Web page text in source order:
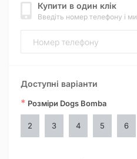
Купити в один клік
Введіть номер телефону і
Доступні варіанти
* Розміри Dogs Bomba
2 3 4 5 6